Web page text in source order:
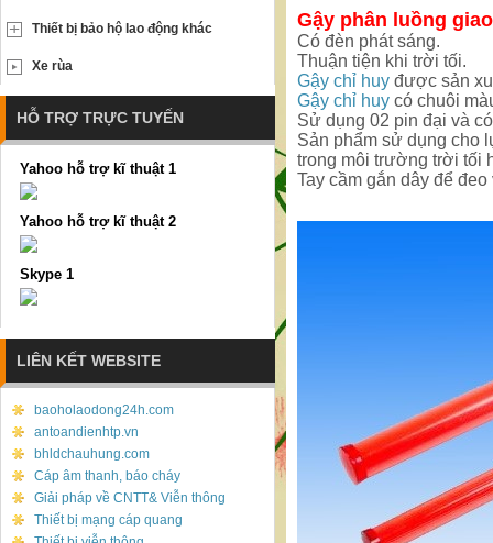
Gậy phân luồng
Có đèn phát sáng.
Thuận tiện khi trời tối.
Gậy chỉ huy được sản
Gậy chỉ huy có chuôi
Sử dụng 02 pin đại và
Sản phẩm sử dụng cho
trong môi trường trời tối
Tay cầm gắn dây để
Thiết bị bảo hộ lao động khác
Xe rùa
HỖ TRỢ TRỰC TUYẾN
Yahoo hỗ trợ kĩ thuật 1
Yahoo hỗ trợ kĩ thuật 2
Skype 1
LIÊN KẾT WEBSITE
baoholaodong24h.com
antoandienhtp.vn
bhldchauhung.com
Cáp âm thanh, báo cháy
Giải pháp về CNTT& Viễn thông
Thiết bị mạng cáp quang